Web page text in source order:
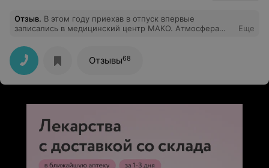
Отзыв. В этом году приехав в отпуск впервые
записались в медицинский центр МАКО. Атмосфера
вежливые.Подобрали время под нас. Были на приеме
с мужем на УЗИ у Бабкова Ивана Леонидовича.
Остались довольны,все объяснил,разъяснил.Дал
четкие указания.Очень вежливый и внимательный!!!
·Записала сына к урологу Шестерину
себе врач. Нашел подход к ребенку,все
остались довольны!!! Еще довелось попасть к
Квашенко Сергею Михайловичу.Получили
рекомендации,все четко,ясно,понятно,без дорогих
лекарств )) Огромное спасибо,за профессиональный
прием.Успехов и процветания вашему центру
Еще
Отзывы68